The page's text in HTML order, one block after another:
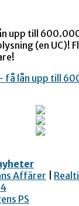
upp till
(en UC)!
Affärer
PS